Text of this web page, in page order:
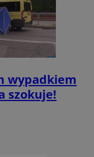
wypadkiem
szokuje!